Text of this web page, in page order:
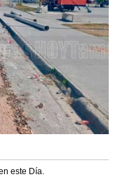
este Día.